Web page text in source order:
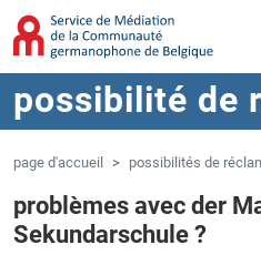
Aller au contenu principal
Sauter à la navigation
possibilité de
page d'accueil possibilités de
problèmes avec der
Sekundarschule ?